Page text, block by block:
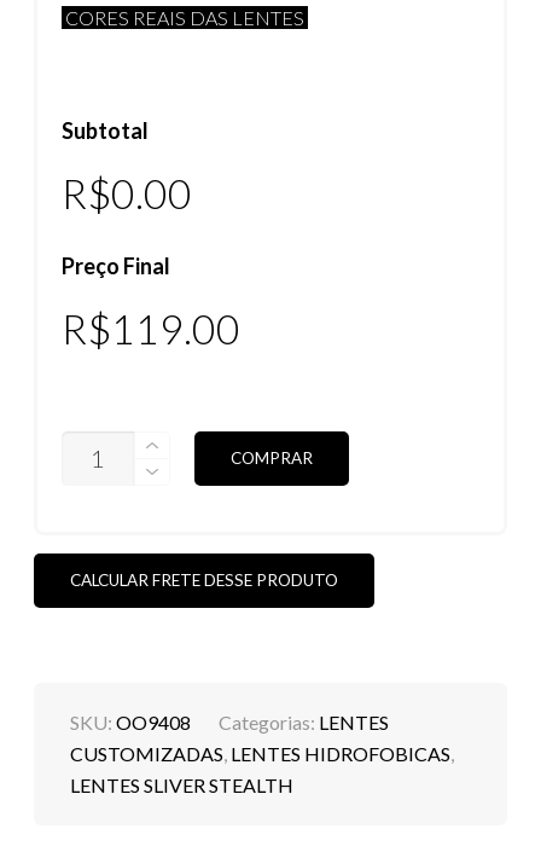
CORES REAIS DAS LENTES
Subtotal
R$0.00
Preço Final
R$119.00
SLIVER
AS
CORES)
QUANTIDADE
COMPRAR
CALCULAR FRETE DESSE PRODUTO
SKU:OO9408 Categorias: LENTES
CUSTOMIZADAS LENTES HIDROFOBICAS
LENTES SLIVER STEALTH